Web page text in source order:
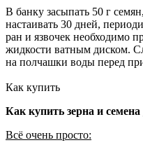
В банку засыпать 50 г
настаивать 30 дней,
ран и язвочек необходимо
жидкости ватным диском.
на полчашки воды перед
Как купить
Как купить зерна и
Всё очень просто: